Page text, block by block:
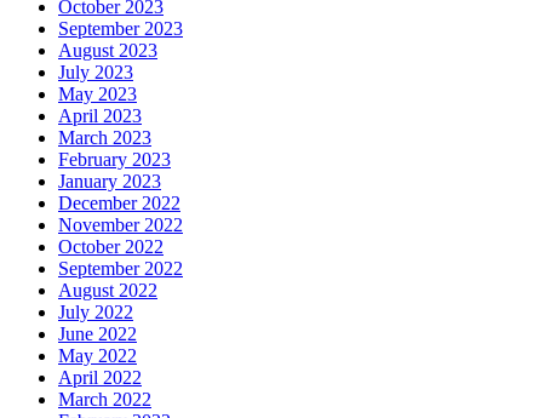
October 2023
September 2023
August 2023
July 2023
May 2023
April 2023
March 2023
February 2023
January 2023
December 2022
November 2022
October 2022
September 2022
August 2022
July 2022
June 2022
May 2022
April 2022
March 2022